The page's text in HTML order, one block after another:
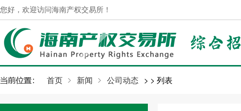
您好，欢迎访问海南产权交易所！
首页 新闻 >
公司动态 > 列表